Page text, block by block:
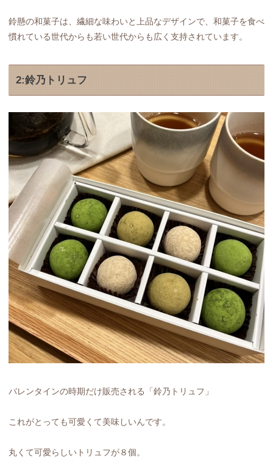
鈴懸の和菓子は、繊細な味わいと上品なデザインで、和菓子を食べ
慣れている世代からも若い世代からも広く支持されています。
2:鈴乃トリュフ
バレンタインの時期だけ販売される「鈴乃トリュフ」
これがとっても可愛くて美味しいんです。
丸くて可愛らしいトリュフが８個。